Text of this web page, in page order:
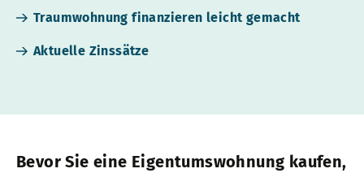
Traumwohnung finanzieren leicht gemacht
Aktuelle Zinssätze
Bevor Sie eine Eigentumswohnung kaufen,